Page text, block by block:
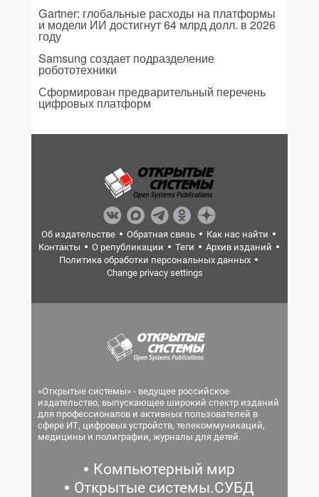
Gartner: глобальные расходы на платформы
и модели ИИ достигнут 64 млрд долл. в 2026
году
Samsung создает подразделение
робототехники
Сформирован предварительный перечень
цифровых платформ
Об издательстве Обратная связь
Как нас найти
Контакты
О републикации Теги
Архив изданий
Политика обработки персональных данных
Change privacy settings
«Открытые системы» - ведущее российское
издательство, выпускающее широкий спектр изданий
для профессионалов и активных пользователей в
сфере ИТ, цифровых устройств, телекоммуникаций,
медицины и полиграфии, журналы для детей.
Компьютерный мир
Открытые системы.СУБД